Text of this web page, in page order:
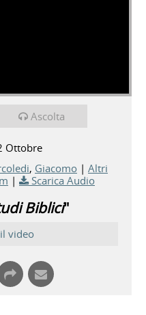
Ascolta
Ottobre
, Giacomo | Altri
| Scarica Audio
Biblici"
video